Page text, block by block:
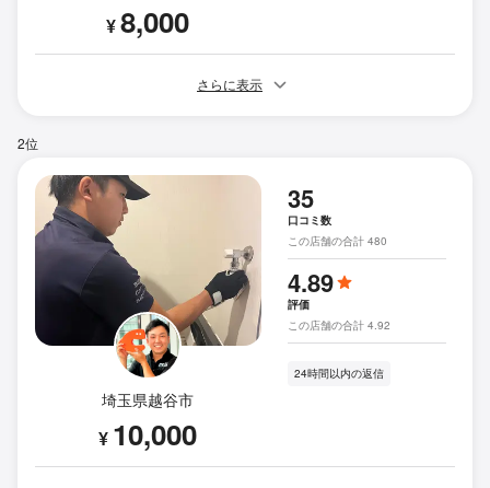
¥8,000
さらに表示
2位
埼玉県越谷市
¥ 10,000
35
口コミ数
この店舗の合計 480
4.89
評価
この店舗の合計 4.92
24時間以内の返信